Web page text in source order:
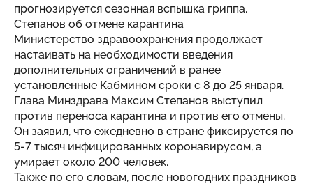
прогнозируется сезонная вспышка гриппа.
Степанов об отмене карантина
Министерство здравоохранения продолжает
настаивать на необходимости введения
дополнительных ограничений в ранее
установленные Кабмином сроки с 8 до 25 января.
Глава Минздрава Максим Степанов выступил
против переноса карантина и против его отмены.
Он заявил, что ежедневно в стране фиксируется по
5-7 тысяч инфицированных коронавирусом, а
умирает около 200 человек.
Также по его словам, после новогодних праздников